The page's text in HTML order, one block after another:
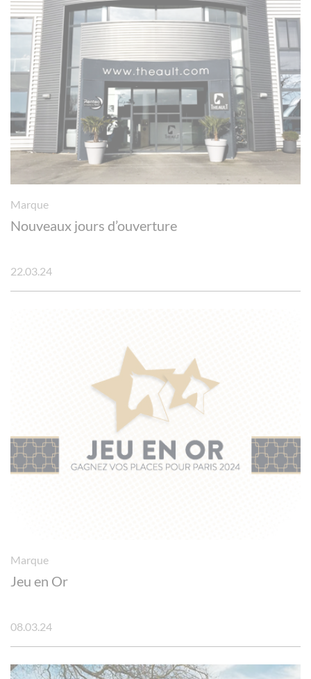
Marque
Nouveaux jours d’ouverture
22.03.24
Marque
Jeu en Or
08.03.24